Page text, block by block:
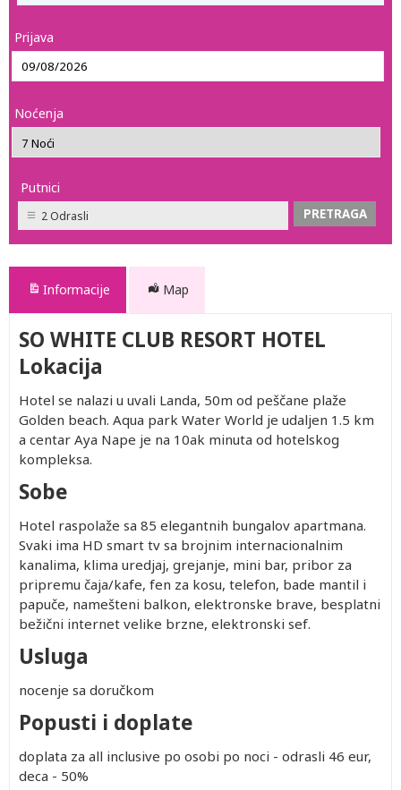
Prijava
Noćenja
Putnici
2 Odrasli
Informacije Map
SO WHITE CLUB RESORT HOTEL
Lokacija
Hotel se nalazi u uvali Landa, 50m od peščane plaže
Golden beach. Aqua park Water World je udaljen 1.5 km
a centar Aya Nape je na 10ak minuta od hotelskog
kompleksa.
Sobe
Hotel raspolaže sa 85 elegantnih bungalov apartmana.
Svaki ima HD smart tv sa brojnim internacionalnim
kanalima, klima uredjaj, grejanje, mini bar, pribor za
pripremu čaja/kafe, fen za kosu, telefon, bade mantil i
papuče, namešteni balkon, elektronske brave, besplatni
bežični internet velike brzne, elektronski sef.
Usluga
nocenje sa doručkom
Popusti i doplate
doplata za all inclusive po osobi po noci - odrasli 46 eur,
deca - 50%